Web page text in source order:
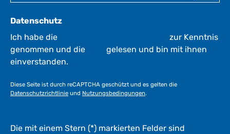
Datenschutz
Ich habe die
zur Kenntnis
genommen und die
gelesen und bin mit ihnen
einverstanden.
Diese Seite ist durch reCAPTCHA geschützt und es gelten die
Datenschutzrichtlinie und Nutzungsbedingungen.
Die mit einem Stern (*) markierten Felder sind